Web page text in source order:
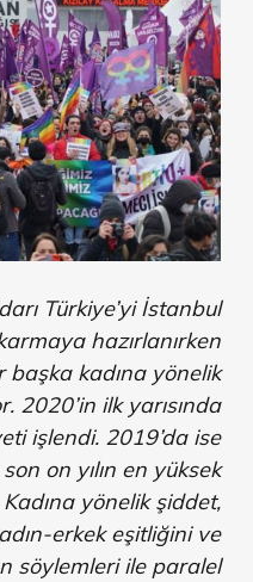
Türkiye’yi İstanbul
hazırlanırken
kadına yönelik
2020’in ilk yarısında
işlendi. 2019’da ise
on yılın en yüksek
Kadına yönelik şiddet,
erkek eşitliğini ve
söylemleri ile paralel